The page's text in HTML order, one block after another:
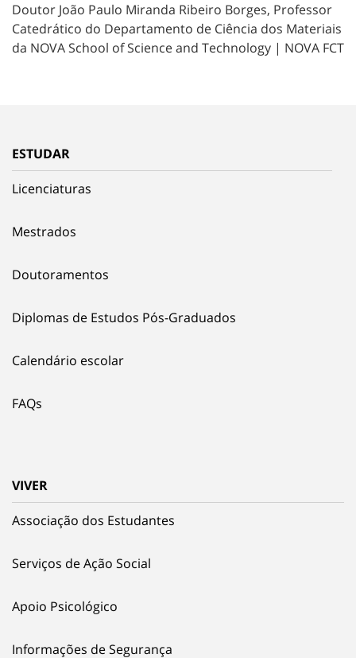
Doutor João Paulo Miranda Ribeiro Borges, Professor
Catedrático do Departamento de Ciência dos Materiais
da NOVA School of Science and Technology | NOVA FCT
ESTUDAR
Licenciaturas
Mestrados
Doutoramentos
Diplomas de Estudos Pós-Graduados
Calendário escolar
FAQs
VIVER
Associação dos Estudantes
Serviços de Ação Social
Apoio Psicológico
Informações de Segurança